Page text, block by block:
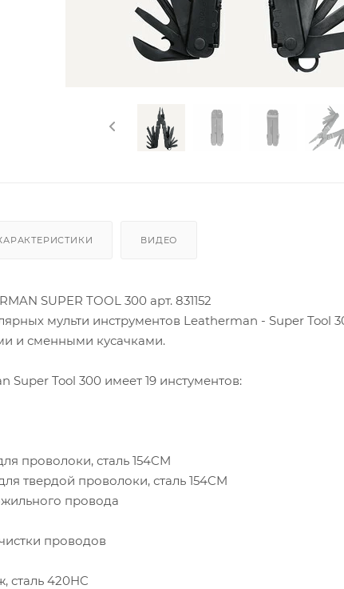
ВИДЕО
SUPER TOOL 300 арт. 831152
мульти инструментов Leatherman - Super Tool
и сменными кусачками.
Super Tool 300 имеет 19 инстументов:
проволоки, сталь 154CM
твердой проволоки, сталь 154CM
провода
проводов
сталь 420HC